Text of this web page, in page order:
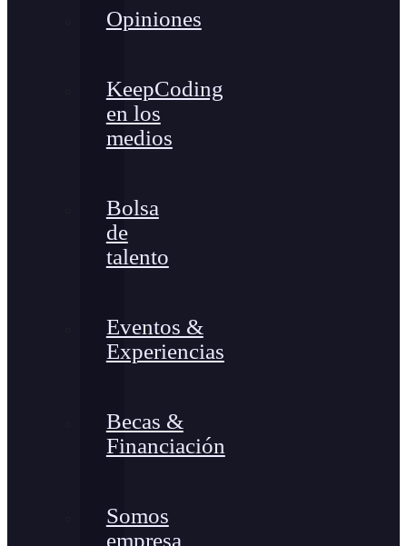
Opiniones
KeepCoding
en los
medios
Bolsa
de
talento
Eventos &
Experiencias
Becas &
Financiación
Somos
empresa